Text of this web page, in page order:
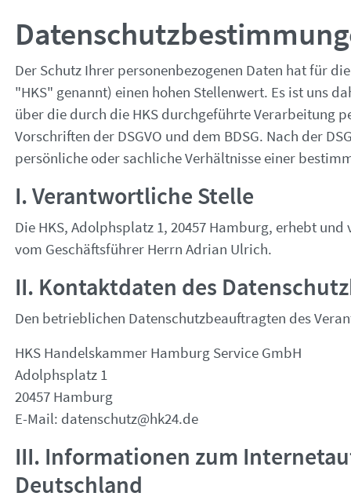
Der Schutz Ihrer personenbezogenen Daten hat für
"HKS" genannt) einen hohen Stellenwert. Es ist uns
über die durch die HKS durchgeführte Verarbeitung
Vorschriften der DSGVO und dem BDSG. Nach der
persönliche oder sachliche Verhältnisse einer
I. Verantwortliche Stelle
Die HKS, Adolphsplatz 1, 20457 Hamburg, erhebt
vom Geschäftsführer Herrn Adrian Ulrich.
II. Kontaktdaten des
Den betrieblichen Datenschutzbeauftragten des
HKS Handelskammer Hamburg Service GmbH
Adolphsplatz 1
20457 Hamburg
E-Mail: datenschutz@hk24.de
III. Informationen zum
Deutschland